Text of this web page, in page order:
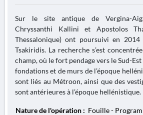
Sur le site antique de Vergina-
Chryssanthi Kallini et Apostolos
Thessalonique) ont poursuivi en
Tsakiridis. La recherche s’est
champ, où le fort pendage vers le Sud-
fondations et de murs de l’époque
sont liés au Métroon, ainsi que des
sont antérieures à l’époque hellénistique.
Nature de l'opération : Fouille -